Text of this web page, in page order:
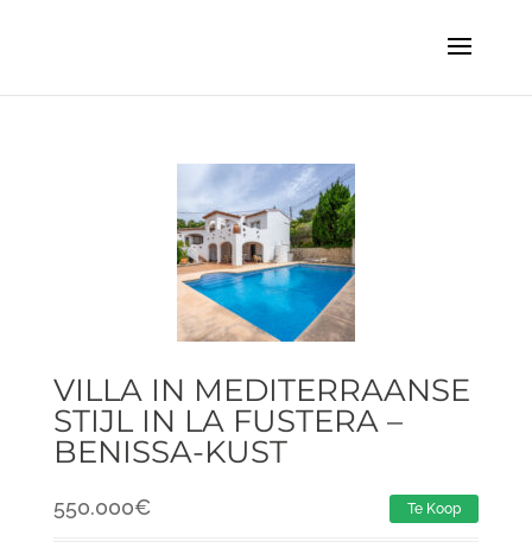
VILLA IN MEDITERRAANSE
STIJL IN LA FUSTERA –
BENISSA-KUST
550.000€ Te Koop